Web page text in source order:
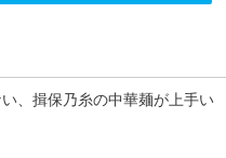
、揖保乃糸の中華麺が上手い